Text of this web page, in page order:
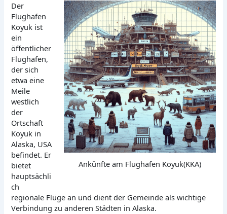
Ankünfte am Flughafen Koyuk(KKA)
Der
Flughafen
Koyuk ist
ein
öffentlicher
Flughafen,
der sich
etwa eine
Meile
westlich
der
Ortschaft
Koyuk in
Alaska, USA
befindet. Er
bietet
hauptsächli
ch
regionale Flüge an und dient der Gemeinde als wichtige
Verbindung zu anderen Städten in Alaska.